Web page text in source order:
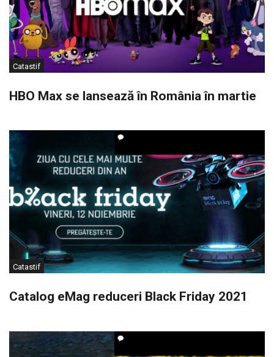
Catastif
HBO Max se lansează în România în martie
Catastif
Catalog eMag reduceri Black Friday 2021